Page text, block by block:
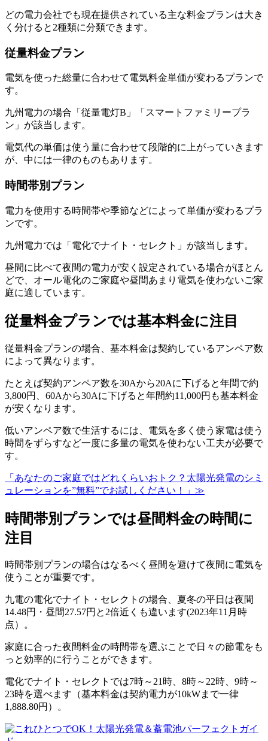
どの電力会社でも現在提供されている主な料金プランは大き
く分けると2種類に分類できます。
従量料金プラン
電気を使った総量に合わせて電気料金単価が変わるプランで
す。
九州電力の場合「従量電灯B」「スマートファミリープラ
ン」が該当します。
電気代の単価は使う量に合わせて段階的に上がっていきます
が、中には一律のものもあります。
時間帯別プラン
電力を使用する時間帯や季節などによって単価が変わるプラ
ンです。
九州電力では「電化でナイト・セレクト」が該当します。
昼間に比べて夜間の電力が安く設定されている場合がほとん
どで、オール電化のご家庭や昼間あまり電気を使わないご家
庭に適しています。
従量料金プランでは基本料金に注目
従量料金プランの場合、基本料金は契約しているアンペア数
によって異なります。
たとえば契約アンペア数を30Aから20Aに下げると年間で約
3,800円、60Aから30Aに下げると年間約11,000円も基本料金
が安くなります。
低いアンペア数で生活するには、電気を多く使う家電は使う
時間をずらすなど一度に多量の電気を使わない工夫が必要で
す。
「あなたのご家庭ではどれくらいおトク？太陽光発電のシミ
ュレーションを”無料”でお試しください！」≫
時間帯別プランでは昼間料金の時間に
注目
時間帯別プランの場合はなるべく昼間を避けて夜間に電気を
使うことが重要です。
九電の電化でナイト・セレクトの場合、夏冬の平日は夜間
14.48円・昼間27.57円と2倍近くも違います(2023年11月時
点）。
家庭に合った夜間料金の時間帯を選ぶことで日々の節電をも
っと効率的に行うことができます。
電化でナイト・セレクトでは7時～21時、8時～22時、9時～
23時を選べます（基本料金は契約電力が10kWまで一律
1,888.80円）。